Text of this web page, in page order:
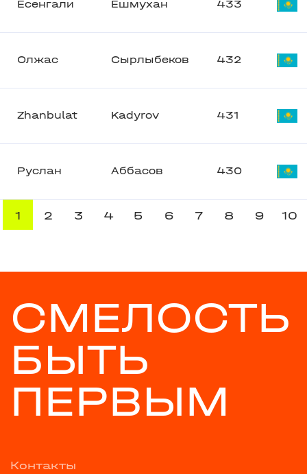
Есенгали Ешмухан 433
Олжас Сырлыбеков 432
Zhanbulat Kadyrov 431
Руслан Аббасов 430
1 2 3 4 5 6 7 8 9 10
СМЕЛОСТЬ
БЫТЬ
ПЕРВЫМ
Контакты